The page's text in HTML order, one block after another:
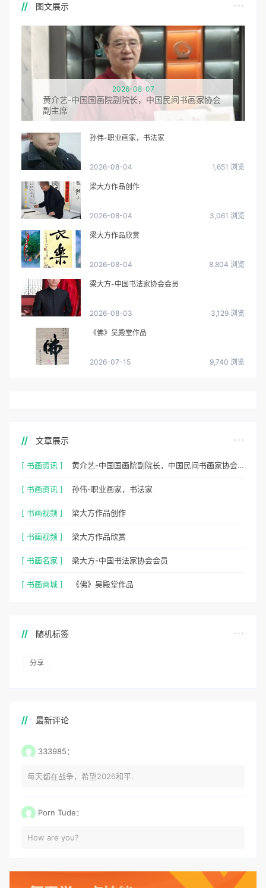
图文展示
2026-08-07
黄介艺-中国国画院副院长，中国民间书画家协会
副主席
孙伟-职业画家，书法家
2026-08-04 1,651 浏览
梁大方作品创作
2026-08-04 3,061 浏览
梁大方作品欣赏
2026-08-04 8,804 浏览
梁大方-中国书法家协会会员
2026-08-03 3,129 浏览
《佛》吴殿堂作品
2026-07-15 9,740 浏览
文章展示
[ 书画资讯 ] 黄介艺-中国国画院副院长，中国民间书画家协会副主席
[ 书画资讯 ] 孙伟-职业画家，书法家
[ 书画视频 ] 梁大方作品创作
[ 书画视频 ] 梁大方作品欣赏
[ 书画名家 ] 梁大方-中国书法家协会会员
[ 书画商城 ] 《佛》吴殿堂作品
随机标签
分享
最新评论
333985：
每天都在战争，希望2026和平.
Porn Tude：
How are you?